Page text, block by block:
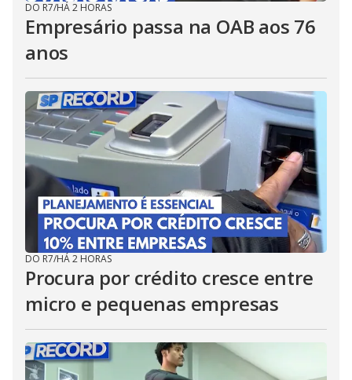
DO R7/HÁ 2 HORAS
Empresário passa na OAB aos 76
anos
DO R7/HÁ 2 HORAS
Procura por crédito cresce entre
micro e pequenas empresas